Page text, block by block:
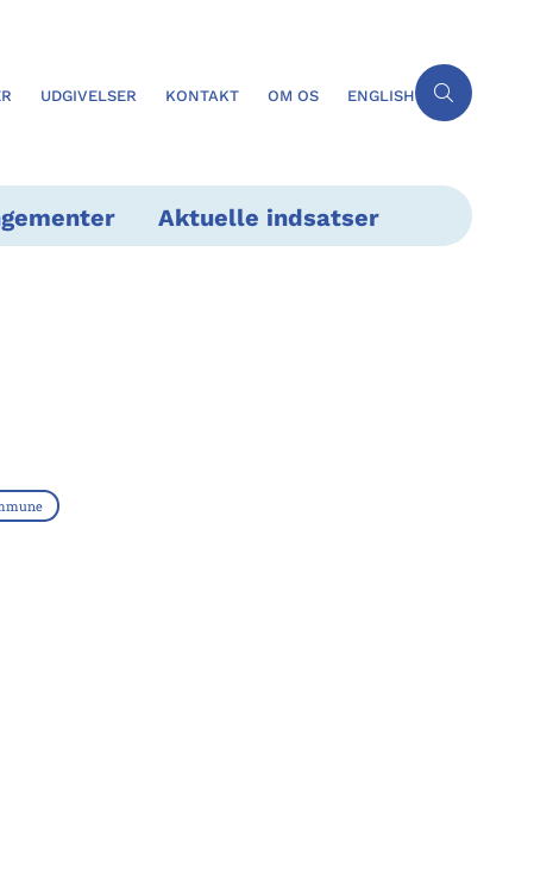
UDGIVELSER KONTAKT OM OS ENGLISH
Aktuelle indsatser